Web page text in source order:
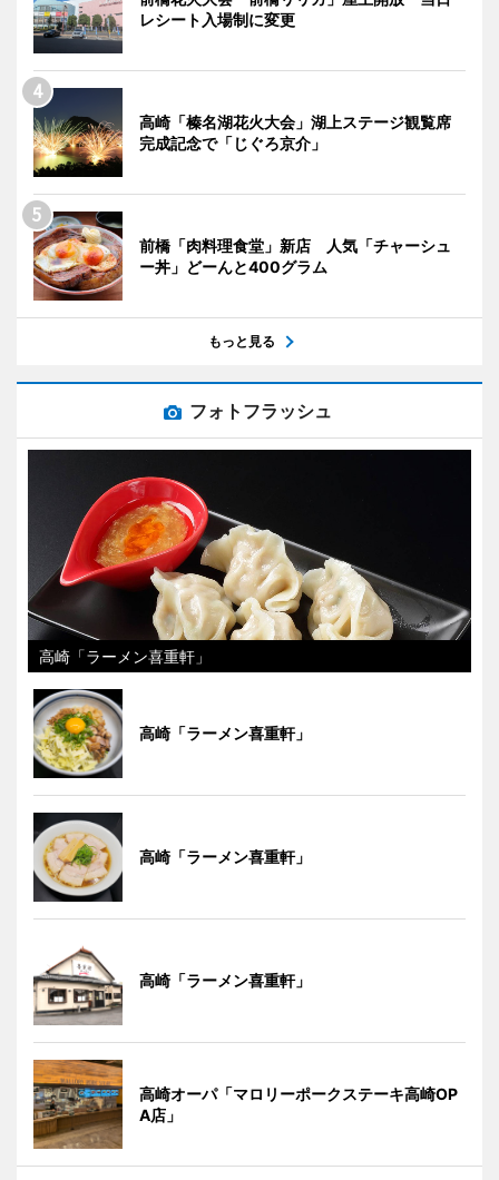
レシート入場制に変更
高崎「榛名湖花火大会」湖上ステージ観覧席
完成記念で「じぐろ京介」
前橋「肉料理食堂」新店 人気「チャーシュ
ー丼」どーんと400グラム
もっと見る
フォトフラッシュ
高崎「ラーメン喜重軒」
高崎「ラーメン喜重軒」
高崎「ラーメン喜重軒」
高崎「ラーメン喜重軒」
高崎オーパ「マロリーポークステーキ高崎OP
A店」